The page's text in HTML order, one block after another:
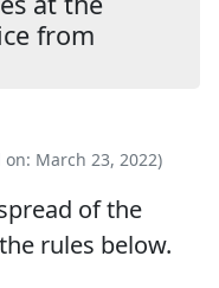
from
on: March 23, 2022)
of the
rules below.